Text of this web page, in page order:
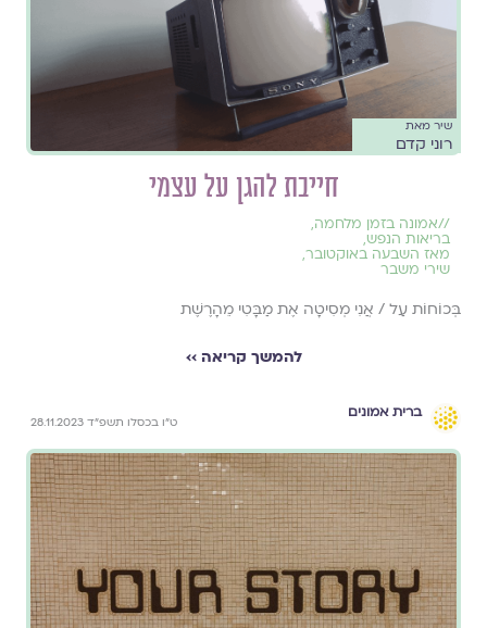
שיר מאת
רוני קדם
חייבת להגן על עצמי
//אמונה בזמן מלחמה,
בריאות הנפש,
מאז השבעה באוקטובר,
שירי משבר
בְּכוֹחוֹת עַל / אֲנִי מְסִיטָה אֶת מַבָּטִי מֵהָרֶשֶׁת
להמשך קריאה ››
ברית אמונים
ט״ו בכסלו תשפ״ד 28.11.2023